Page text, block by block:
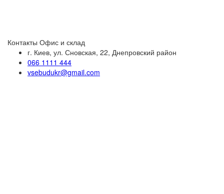
Контакты Офис и склад
г. Киев, ул. Сновская, 22, Днепровский район
066 1111 444
vsebudukr@gmail.com